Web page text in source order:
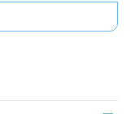
ญ ดังนี้
นเอกลักษณ์ไทยที่
รถึง สินค้าและของที่